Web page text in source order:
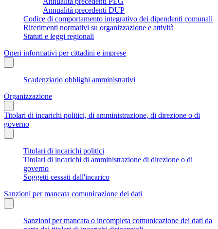
Annualità precedenti DUP
Codice di comportamento integrativo dei dipendenti comunali
Riferimenti normativi su organizzazione e attività
Statuti e leggi regionali
Oneri informativi per cittadini e imprese
Scadenziario obblighi amministrativi
Organizzazione
Titolari di incarichi politici, di amministrazione, di direzione o di
governo
Titolari di incarichi politici
Titolari di incarichi di amministrazione di direzione o di
governo
Soggetti cessati dall'incarico
Sanzioni per mancata comunicazione dei dati
Sanzioni per mancata o incompleta comunicazione dei dati da